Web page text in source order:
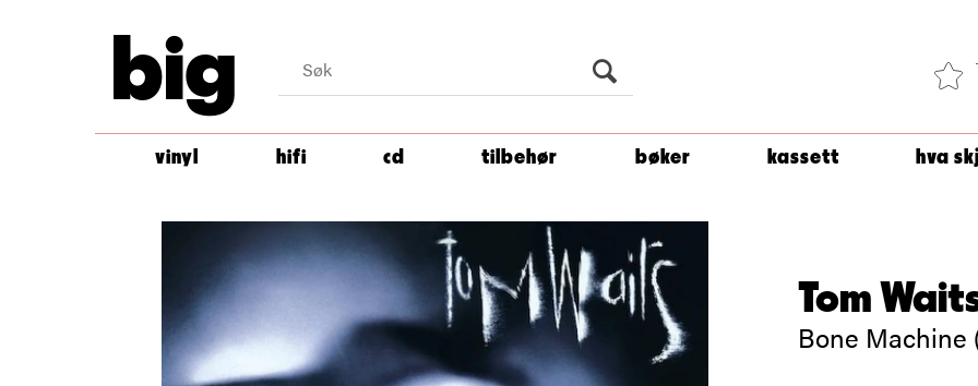
big
vinyl hifi cd tilbehør bøker kassett hva
Tom
Bone Machine